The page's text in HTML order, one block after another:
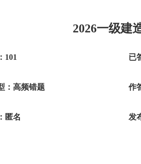
2026一级建
101
：高频错题
匿名
已
作
发